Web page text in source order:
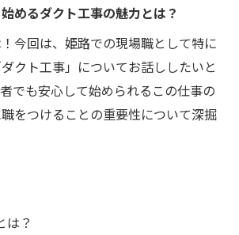
めるダクト工事の魅力とは？
今回は、姫路での現場職として特に
クト工事」についてお話ししたいと
でも安心して始められるこの仕事の
をつけることの重要性について深掘
は？